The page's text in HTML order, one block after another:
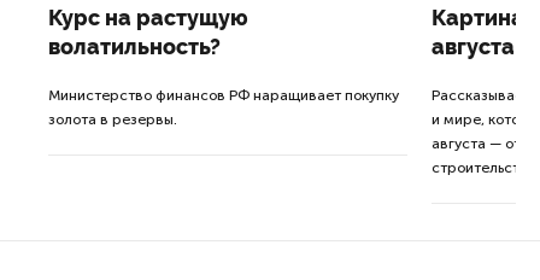
Курс на растущую
волатильность?
Министерство финансов РФ наращивает покупку
золота в резервы.
Картина
августа
Рассказываем
и мире,
августа — от